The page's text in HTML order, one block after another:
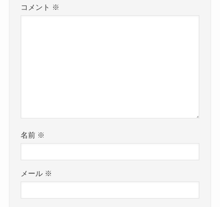
コメント ※
名前 ※
メール ※